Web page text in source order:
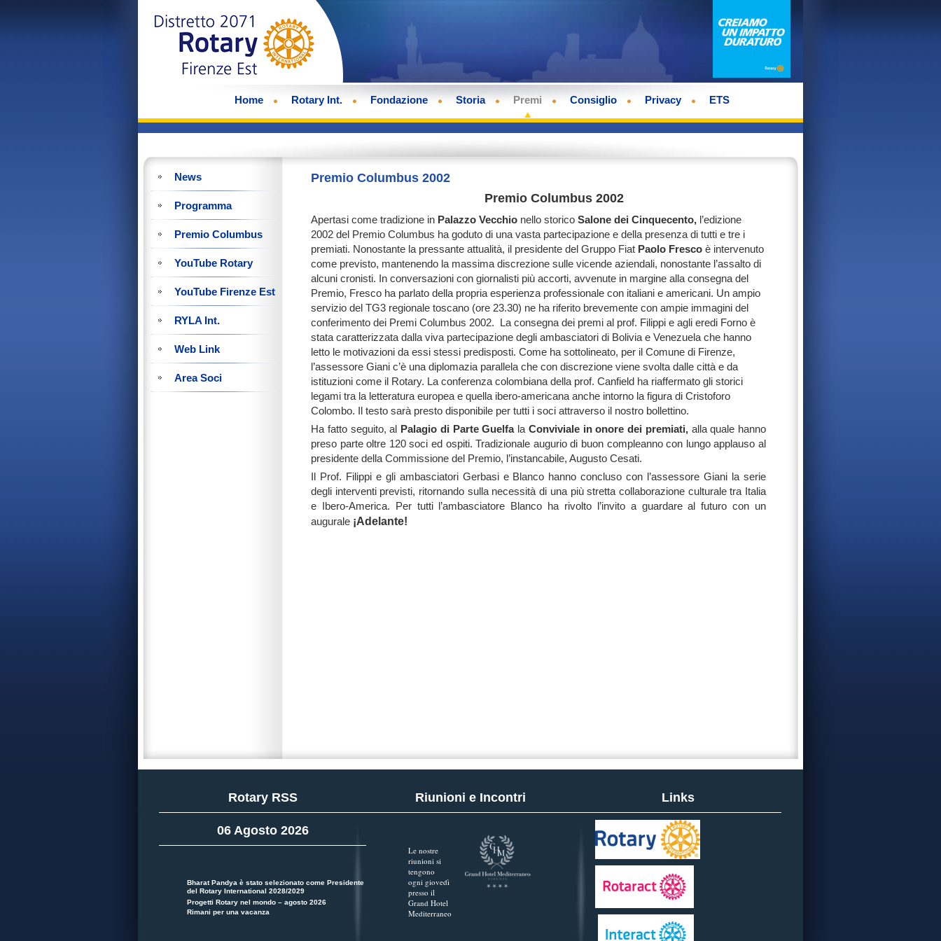
Home Rotary Int. Fondazione Storia Premi Consiglio Privacy ETS
News
Programma
Premio Columbus
YouTube Rotary
YouTube Firenze Est
RYLA Int.
Web Link
Area Soci
Premio Columbus 2002
Premio Columbus 2002
Apertasi come tradizione in Palazzo Vecchio nello storico Salone dei Cinquecento, l’edizione
2002 del Premio Columbus ha goduto di una vasta partecipazione e della presenza di tutti e tre i
premiati. Nonostante la pressante attualità, il presidente del Gruppo Fiat Paolo Fresco è intervenuto
come previsto, mantenendo la massima discrezione sulle vicende aziendali, nonostante l’assalto di
alcuni cronisti. In conversazioni con giornalisti più accorti, avvenute in margine alla consegna del
Premio, Fresco ha parlato della propria esperienza professionale con italiani e americani. Un ampio
servizio del TG3 regionale toscano (ore 23.30) ne ha riferito brevemente con ampie immagini del
conferimento dei Premi Columbus 2002.
La consegna dei premi al prof. Filippi e agli eredi Forno è
stata caratterizzata dalla viva partecipazione degli ambasciatori di Bolivia e Venezuela che hanno
letto le motivazioni da essi stessi predisposti. Come ha sottolineato, per il Comune di Firenze,
l’assessore Giani c’è una diplomazia parallela che con discrezione viene svolta dalle città e da
istituzioni come il Rotary. La conferenza colombiana della prof. Canfield ha riaffermato gli storici
legami tra la letteratura europea e quella ibero-americana anche intorno la figura di Cristoforo
Colombo. Il testo sarà presto disponibile per tutti i soci attraverso il nostro bollettino.
Ha fatto seguito, al
Palagio di Parte Guelfala Conviviale in onore dei premiati, alla quale hanno
preso parte oltre 120 soci ed ospiti. Tradizionale augurio di buon compleanno con lungo applauso al
presidente della Commissione del Premio, l’instancabile, Augusto Cesati.
Il Prof. Filippi e gli ambasciatori Gerbasi e Blanco hanno concluso con l’assessore Giani la serie
degli interventi previsti, ritornando sulla necessità di una più stretta collaborazione culturale tra Italia
e Ibero-America. Per tutti l’ambasciatore Blanco ha rivolto l’invito a guardare al futuro con un
augurale ¡Adelante!
Rotary RSS
06 Agosto 2026
Bharat Pandya è stato selezionato come Presidente
del Rotary International 2028/2029
Progetti Rotary nel mondo – agosto 2026
Rimani per una vacanza
Riunioni e Incontri
Le nostre
riunioni si
tengono
ogni giovedì
presso il
Grand Hotel
Mediterraneo
Links